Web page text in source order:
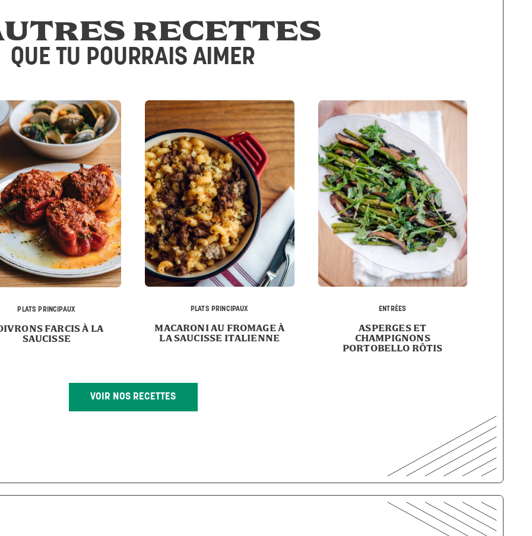
RECETTES
QUE TU POURRAIS AIMER
PLATS PRINCIPAUX
FARCIS À LA
SAUCISSE
PLATS PRINCIPAUX
MACARONI AU FROMAGE À
LA SAUCISSE ITALIENNE
ENTRÉES
ASPERGES ET
CHAMPIGNONS
PORTOBELLO RÔTIS
VOIR NOS RECETTES